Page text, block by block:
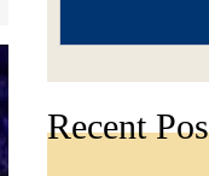
Recent